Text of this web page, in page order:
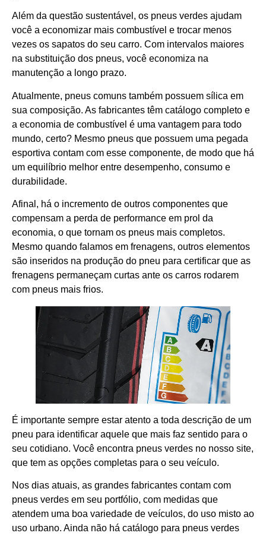
Além da questão sustentável, os pneus verdes ajudam
você a economizar mais combustível e trocar menos
vezes os sapatos do seu carro. Com intervalos maiores
na substituição dos pneus, você economiza na
manutenção a longo prazo.
Atualmente, pneus comuns também possuem sílica em
sua composição. As fabricantes têm catálogo completo e
a economia de combustível é uma vantagem para todo
mundo, certo? Mesmo pneus que possuem uma pegada
esportiva contam com esse componente, de modo que há
um equilíbrio melhor entre desempenho, consumo e
durabilidade.
Afinal, há o incremento de outros componentes que
compensam a perda de performance em prol da
economia, o que tornam os pneus mais completos.
Mesmo quando falamos em frenagens, outros elementos
são inseridos na produção do pneu para certificar que as
frenagens permaneçam curtas ante os carros rodarem
com pneus mais frios.
É importante sempre estar atento a toda descrição de um
pneu para identificar aquele que mais faz sentido para o
seu cotidiano. Você encontra pneus verdes no nosso site,
que tem as opções completas para o seu veículo.
Nos dias atuais, as grandes fabricantes contam com
pneus verdes em seu portfólio, com medidas que
atendem uma boa variedade de veículos, do uso misto ao
uso urbano. Ainda não há catálogo para pneus verdes